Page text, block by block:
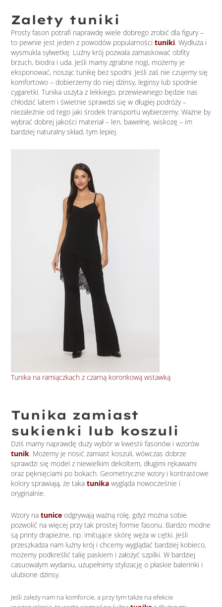
Zalety tuniki
Prosty fason potrafi naprawdę wiele dobrego zrobić dla figury –
to pewnie jest jeden z powodów popularnoścituniki. Wydłuża i
wysmukla sylwetkę. Luźny krój pozwala zamaskować obfity
brzuch, biodra i uda. Jeśli mamy zgrabne nogi, możemy je
eksponować, nosząc tunikę bez spodni. Jeśli zaś nie czujemy się
komfortowo – dobierzemy do niej dżinsy, leginsy lub spodnie
cygaretki. Tunika uszyta z lekkiego, przewiewnego będzie nas
chłodzić latem i świetnie sprawdzi się w długiej podróży –
niezależnie od tego jaki środek transportu wybierzemy. Ważne by
wybrać dobrej jakości materiał – len, bawełnę, wiskozę – im
bardziej naturalny skład, tym lepiej.
Tunika na ramiączkach z czarną koronkową wstawką
Tunika zamiast
sukienki lub koszuli
Dziś mamy naprawdę duży wybór w kwestii fasonów i wzorów
tunik. Możemy je nosić zamiast koszuli, wówczas dobrze
sprawdzi się model z niewielkim dekoltem, długimi rękawami
oraz pęknięciami po bokach. Geometryczne wzory i kontrastowe
kolory sprawiają, że takatunikawygląda nowocześnie i
oryginalnie.
Wzory natuniceodgrywają ważną rolę, gdyż można sobie
pozwolić na więcej przy tak prostej formie fasonu. Bardzo modne
są printy drapieżne, np. imitujące skórę węża w cętki. Jeśli
przeszkadza nam luźny krój i chcemy wyglądać bardziej kobieco,
możemy podkreślić talię paskiem i założyć szpilki. W bardziej
casuowalym wydaniu, uzupełnimy stylizację o płaskie balerinki i
ulubione dżinsy.
Jeśli zależy nam na komforcie, a przy tym także na efekcie